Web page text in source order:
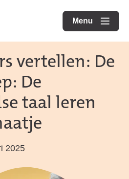
Menu
openen
vertellen: De
De
taal leren
2025